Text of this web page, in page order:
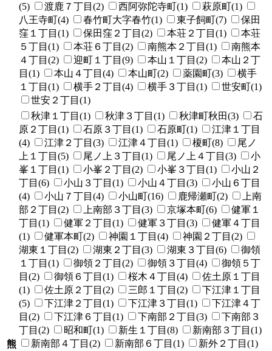
(5)
渡鹿７丁目(2) 西阿弥陀寺町(1)
萩原町(1)
八王寺町(4)
春竹町大字春竹(1) 東子飼町(7)
保田
窪１丁目(1)
保田窪２丁目(2) 本荘２丁目(1)
本荘
５丁目(1)
本荘６丁目(2) 南熊本２丁目(1)
南熊本
４丁目(2)
迎町１丁目(9) 本山１丁目(2)
本山２丁
目(1)
本山４丁目(4) 本山町(2) 薬園町(3)
横手
１丁目(1)
横手２丁目(4) 横手３丁目(1)
世安町(1)
世安２丁目(1)
熊
秋津１丁目(1) 秋津３丁目(1) 秋津町秋田(3)
石
原２丁目(1)
石原３丁目(1) 石原町(1)
江津１丁目
(4)
江津２丁目(3) 江津４丁目(1) 榎町(8)
尾ノ
上１丁目(5)
尾ノ上３丁目(1) 尾ノ上４丁目(3)
小
峯１丁目(1)
小峯２丁目(2) 小峯３丁目(1)
小山２
丁目(6)
小山３丁目(1) 小山４丁目(3)
小山６丁目
(4)
小山７丁目(4) 小山町(16) 鹿帰瀬町(2)
上南
部２丁目(2)
上南部３丁目(3) 京塚本町(6)
健軍１
丁目(1)
健軍２丁目(1) 健軍３丁目(3)
健軍４丁目
(1)
健軍本町(2) 神園１丁目(4)
神園２丁目(2)
湖東１丁目(2)
湖東２丁目(3) 湖東３丁目(6)
御領
１丁目(1)
御領２丁目(2) 御領３丁目(4)
御領５丁
目(2)
御領６丁目(1) 桜木４丁目(4)
佐土原１丁目
(1)
佐土原２丁目(2) 三郎１丁目(2)
下江津１丁目
(5)
下江津２丁目(1) 下江津３丁目(1)
下江津４丁
目(2)
下江津６丁目(1) 下南部２丁目(3)
下南部３
丁目(2)
昭和町(1) 新生１丁目(8)
新南部３丁目(1)
新南部４丁目(2)
新南部６丁目(1)
新外２丁目(1)